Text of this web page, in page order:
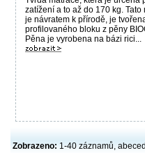
zatížení a to až do 170 kg. Tato
je návratem k přírodě, je
profilovaného bloku z pěny
Pěna je vyrobena na bázi rici...
Zobrazeno: 1-40 záznamů,